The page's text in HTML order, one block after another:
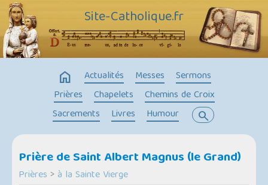
Site-Catholique.fr
home Actualités Messes
Sermons
Prières
Chapelets
Chemins de Croix
Sacrements
Livres Humour search
Prière de Saint Albert Magnus (le Grand)
Prières > à la Sainte Vierge